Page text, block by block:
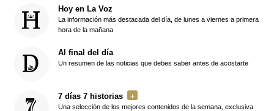
Hoy en La Voz
La información más destacada del día, de lunes a viernes a primera
hora de la mañana
Al final del día
Un resumen de las noticias que debes saber antes de acostarte
7 días 7 historias
Una selección de los mejores contenidos de la semana, exclusiva